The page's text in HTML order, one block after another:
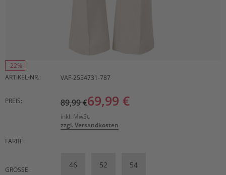
-22%
ARTIKEL-NR.:
VAF-2554731-787
PREIS: 89,99 €69,99 €
inkl. MwSt.
zzgl. Versandkosten
FARBE:
GRÖSSE:
46 52 54